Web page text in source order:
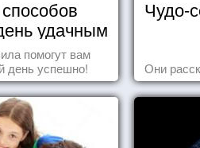
удачным
помогут вам
день успешно!
Чудо-
Они